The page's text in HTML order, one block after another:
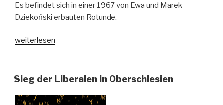
Es befindet sich in einer 1967 von Ewa und Marek
Dziekoński erbauten Rotunde.
„„Panorama
feiert
Jubiläum“
weiterlesen
Sieg der Liberalen in Oberschlesien